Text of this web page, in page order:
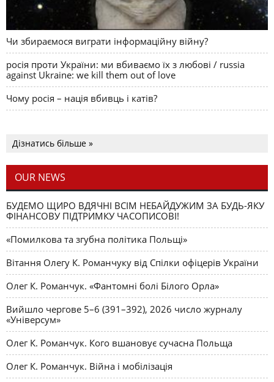
Чи збираємося виграти інформаційну війну?
росія проти України: ми вбиваємо їх з любові / russia
against Ukraine: we kill them out of love
Чому росія – нація вбивць і катів?
Дізнатись більше »
OUR NEWS
БУДЕМО ЩИРО ВДЯЧНІ ВСІМ НЕБАЙДУЖИМ ЗА БУДЬ-ЯКУ
ФІНАНСОВУ ПІДТРИМКУ ЧАСОПИСОВІ!
«Помилкова та згубна політика Польщі»
Вітання Олегу К. Романчуку від Спілки офіцерів України
Олег К. Романчук. «Фантомні болі Білого Орла»
Вийшло чергове 5–6 (391–392), 2026 число журналу
«Універсум»
Олег К. Романчук. Кого вшановує сучасна Польща
Олег К. Романчук. Війна і мобілізація